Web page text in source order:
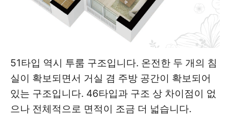
51타입 역시 투룸 구조입니다. 온전한 두 개의 침
실이 확보되면서 거실 겸 주방 공간이 확보되어
있는 구조입니다. 46타입과 구조 상 차이점이 없
으나 전체적으로 면적이 조금 더 넓습니다.